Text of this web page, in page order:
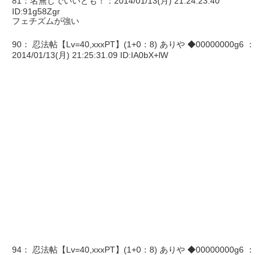
ID:91g58Zgr
フェチズムが強い
90： 忍法帖【Lv=40,xxxPT】(1+0：8) ありや ◆00000000g6 ：
2014/01/13(月) 21:25:31.09 ID:IA0bX+lW
94： 忍法帖【Lv=40,xxxPT】(1+0：8) ありや ◆00000000g6 ：